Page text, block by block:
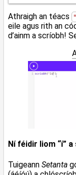
Athraigh an téacs
eile agus rith an
d’ainm a scríobh!
Ní féidir liom “í”
Tuigeann Setanta